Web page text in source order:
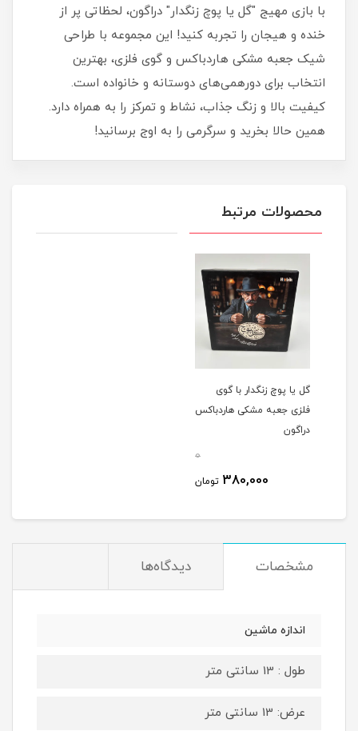
با بازی مهیج "گل یا پوچ زنگدار" دراگون، لحظاتی پر از
خنده و هیجان را تجربه کنید! این مجموعه با طراحی
شیک جعبه مشکی هاردباکس و گوی فلزی، بهترین
انتخاب برای دورهمی‌های دوستانه و خانواده است.
کیفیت بالا و زنگ جذاب، نشاط و تمرکز را به همراه دارد.
همین حالا بخرید و سرگرمی را به اوج برسانید!
محصولات مرتبط
گل یا پوچ زنگدار با گوی
فلزی جعبه مشکی هاردباکس
دراگون
0
380,000 تومان
مشخصات دیدگاه‌ها
اندازه ماشین
طول : 13 سانتی متر
عرض: 13 سانتی متر